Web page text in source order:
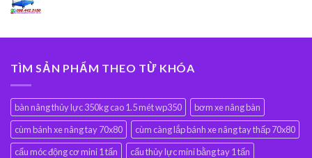
TÌM SẢN PHẨM THEO TỪ KHÓA
bàn nâng thủy lực 350kg cao 1.5 mét wp350
bơm xe nâng bàn
cùm bánh xe nâng tay 70x80
cùm càng lắp bánh xe nâng tay thấp 70x80
cẩu móc động cơ mini 1 tấn
cẩu thủy lực mini bằng tay 1 tấn